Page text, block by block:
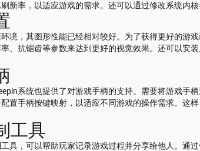
新率，以适应游戏的需求。还可以通过修改系统内核
境，其图形性能已经相对较好。为了获得更好的游
、抗锯齿等参数来达到更好的视觉效果。还可以安
系统也提供了对游戏手柄的支持。需要将游戏手
置手柄按键映射，以适应不同游戏的操作需求。这
工具
具，可以帮助玩家记录游戏过程并分享给他人。通